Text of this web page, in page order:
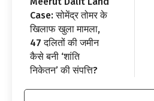
Case: सोमेंद्र तोमर के
खिलाफ खुला मामला,
47 दलितों की जमीन
कैसे बनी ‘शांति
निकेतन’ की संपत्ति?